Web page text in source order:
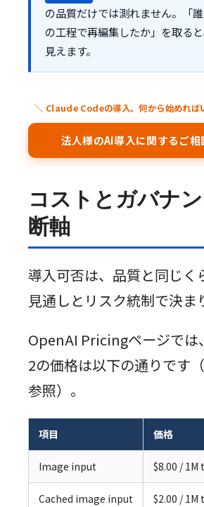
の品質だけでは測れません。「
の工程で再編集したか」を取る
見えます。
＼ Claude Codeの導入、何から始めれば
法人様のAI導入に関するご相
コストとガバナ
断軸
導入可否は、品質と同じく
見通しとリスク統制で決ま
OpenAI Pricingページで
2の価格は以下の通りです
参照）。
項目 価格
Image input $8.00 / 1M
Cached image input $2.00 / 1M